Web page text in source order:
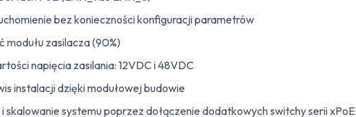
bez konieczności konfiguracji parametrów
modułu zasilacza (90%)
napięcia zasilania: 12VDC i 48VDC
instalacji dzięki modułowej budowie
skalowanie systemu poprzez dołączenie dodatkowych switchy serii xPoE